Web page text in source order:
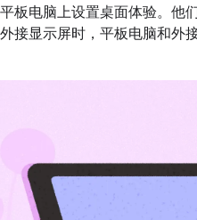
板电脑上设置桌面体验。他
接显示屏时，平板电脑和外